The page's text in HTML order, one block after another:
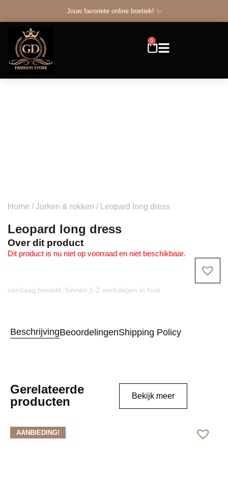
Jouw favoriete online boetiek! ✨
0
Home /Jurken & rokken / Leopard long dress
Leopard long dress
Over dit product
Dit product is nu niet op voorraad en niet beschikbaar.
vandaag besteld, binnen 1-2 werkdagen in huis
BeschrijvingBeoordelingenShipping Policy
Gerelateerde
producten
Bekijk meer
AANBIEDING!